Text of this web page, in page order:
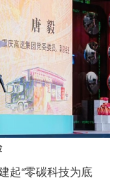
起“零碳科技为底